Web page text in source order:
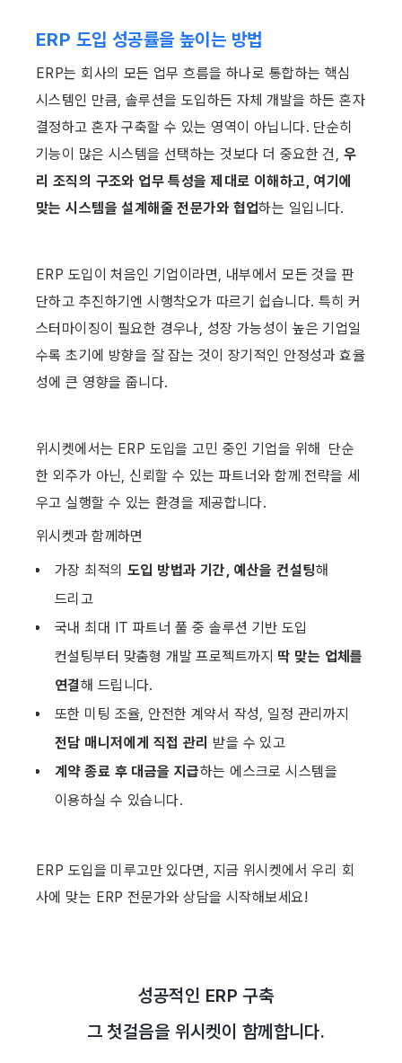
ERP 도입 성공률을 높이는 방법
ERP는 회사의 모든 업무 흐름을 하나로 통합하는 핵심
시스템인 만큼, 솔루션을 도입하든 자체 개발을 하든 혼자
결정하고 혼자 구축할 수 있는 영역이 아닙니다. 단순히
기능이 많은 시스템을 선택하는 것보다 더 중요한 건, 우
리 조직의 구조와 업무 특성을 제대로 이해하고, 여기에
맞는 시스템을 설계해줄 전문가와 협업하는 일입니다.
ERP 도입이 처음인 기업이라면, 내부에서 모든 것을 판
단하고 추진하기엔 시행착오가 따르기 쉽습니다. 특히 커
스터마이징이 필요한 경우나, 성장 가능성이 높은 기업일
수록 초기에 방향을 잘 잡는 것이 장기적인 안정성과 효율
성에 큰 영향을 줍니다.
위시켓에서는 ERP 도입을 고민 중인 기업을 위해  단순
한 외주가 아닌, 신뢰할 수 있는 파트너와 함께 전략을 세
우고 실행할 수 있는 환경을 제공합니다.
위시켓과 함께하면
가장 최적의 도입 방법과 기간, 예산을 컨설팅해
드리고
국내 최대 IT 파트너 풀 중 솔루션 기반 도입
컨설팅부터 맞춤형 개발 프로젝트까지 딱 맞는 업체를
연결해 드립니다.
전담 매니저에게 직접 관리 받을 수 있고
‍계약 종료 후 대금을 지급하는 에스크로 시스템을
이용하실 수 있습니다.
ERP 도입을 미루고만 있다면, 지금 위시켓에서 우리 회
사에 맞는 ERP 전문가와 상담을 시작해보세요!
  성공적인 ERP 구축